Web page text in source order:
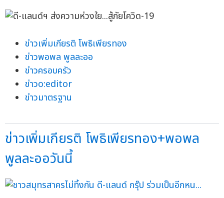
ข่าวเพิ่มเกียรติ โพธิเพียรทอง
ข่าวพอพล พูลละออ
ข่าวครอบครัว
ข่าวo:editor
ข่าวมาตรฐาน
ข่าวเพิ่มเกียรติ โพธิเพียรทอง+พอพล
พูลละออวันนี้